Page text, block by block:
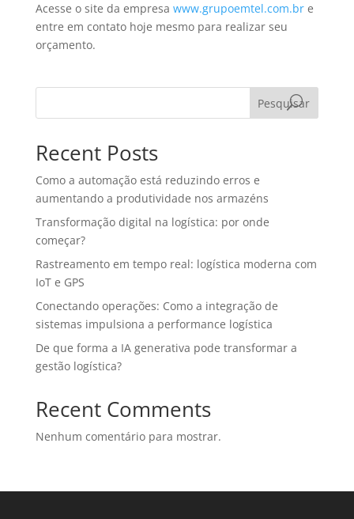
Acesse o site da empresa www.grupoemtel.com.bre
entre em contato hoje mesmo para realizar seu
orçamento.
Pesquisar
Recent Posts
Como a automação está reduzindo erros e
aumentando a produtividade nos armazéns
Transformação digital na logística: por onde
começar?
Rastreamento em tempo real: logística moderna com
IoT e GPS
Conectando operações: Como a integração de
sistemas impulsiona a performance logística
De que forma a IA generativa pode transformar a
gestão logística?
Recent Comments
Nenhum comentário para mostrar.